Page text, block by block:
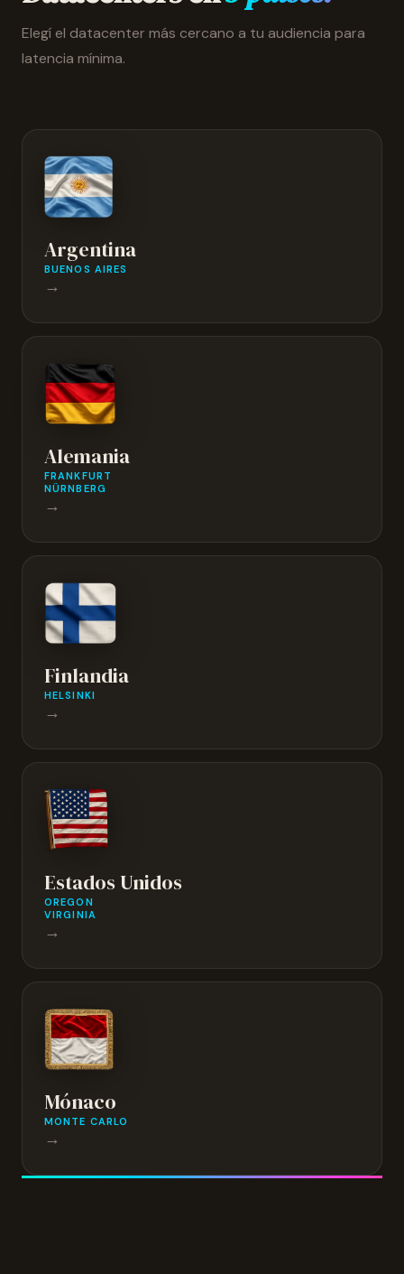
Elegí el datacenter más cercano a tu audiencia para
latencia mínima.
Argentina
BUENOS AIRES
→
Alemania
FRANKFURT
NÜRNBERG
→
Finlandia
HELSINKI
→
Estados Unidos
OREGON
VIRGINIA
→
Mónaco
MONTE CARLO
→